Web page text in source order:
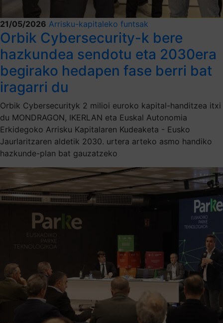
21/05/2026 Arrisku-kapitaleko funtsak
Orbik Cybersecurity-k bere
hazkundea sendotu eta 2030era
begirako hedapen fase berri bat
iragarri du
Orbik Cybersecurityk 2 milioi euroko kapital-handitzea itxi
du MONDRAGON, IKERLAN eta Euskal Autonomia
Erkidegoko Arrisku Kapitalaren Kudeaketa - Eusko
Jaurlaritzaren aldetik 2030. urtera arteko asmo handiko
hazkunde-plan bat gauzatzeko